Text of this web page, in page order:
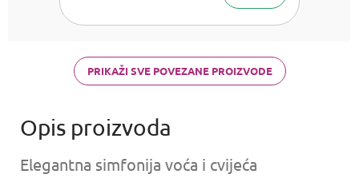
PRIKAŽI SVE POVEZANE PROIZVODE
Elegantna simfonija voća i cvijeća